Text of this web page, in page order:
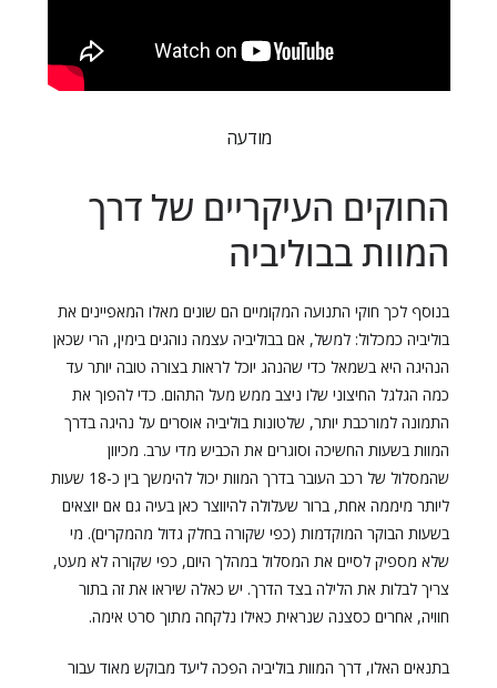
מודעה
החוקים העיקריים של דרך
המוות בבוליביה
בנוסף לכך חוקי התנועה המקומיים הם שונים מאלו המאפיינים את
בוליביה כמכלול: למשל, אם בבוליביה עצמה נוהגים בימין, הרי שכאן
הנהיגה היא בשמאל כדי שהנהג יוכל לראות בצורה טובה יותר עד
כמה הגלגל החיצוני שלו ניצב ממש מעל התהום. כדי להפוך את
התמונה למורכבת יותר, שלטונות בוליביה אוסרים על נהיגה בדרך
המוות בשעות החשיכה וסוגרים את הכביש מדי ערב. מכיוון
שהמסלול של רכב העובר בדרך המוות יכול להימשך בין כ-18 שעות
ליותר מיממה אחת, ברור שעלולה להיווצר כאן בעיה גם אם יוצאים
בשעות הבוקר המוקדמות (כפי שקורה בחלק גדול מהמקרים). מי
שלא מספיק לסיים את המסלול במהלך היום, כפי שקורה לא מעט,
צריך לבלות את הלילה בצד הדרך. יש כאלה שיראו את זה בתור
חוויה, אחרים כסצנה שנראית כאילו נלקחה מתוך סרט אימה.
בתנאים האלו, דרך המוות בוליביה הפכה ליעד מבוקש מאוד עבור